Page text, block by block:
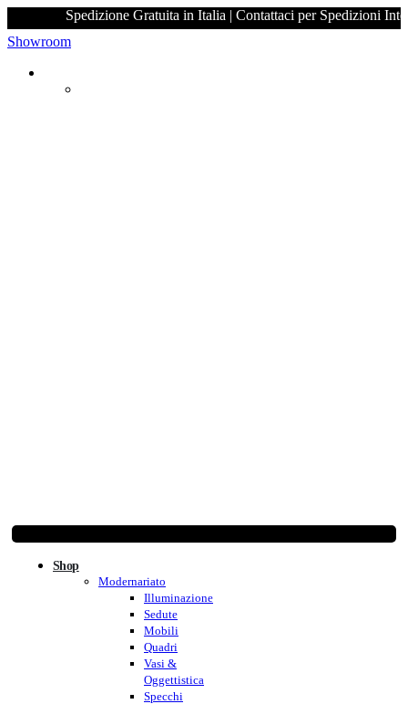
Spedizione Gratuita in Italia | Contattaci per
Showroom
Shop
Modernariato
Illuminazione
Sedute
Mobili
Quadri
Vasi &
Oggettistica
Specchi